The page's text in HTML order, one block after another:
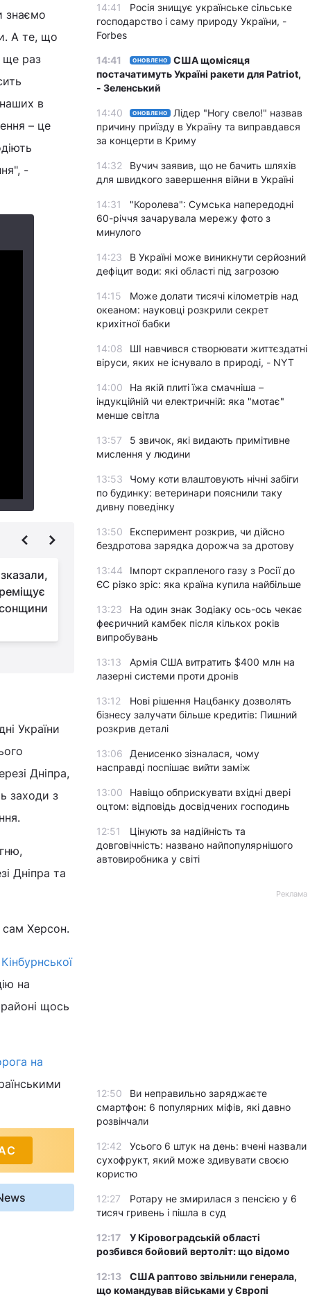
знаємо
А те, що
ще раз
в
– це
-
ЗСУ розгромили
скупчення сил РФ у
Скадовську:
ліквідовано 50 окупантів
України
Дніпра,
заходи з
Дніпра та
сам Херсон.
на
щось
на
14:41
Росія знищує українське сільське
господарство і саму природу України, -
Forbes
14:41 ОНОВЛЕНО
США щомісяця
постачатимуть Україні ракети для Patriot,
- Зеленський
14:40 ОНОВЛЕНО
Лідер "Ногу свело!" назвав
причину приїзду в Україну та виправдався
за концерти в Криму
14:32
Вучич заявив, що не бачить шляхів
для швидкого завершення війни в Україні
14:31
"Королева": Сумська напередодні
60-річчя зачарувала мережу фото з
минулого
14:23
В Україні може виникнути серйозний
дефіцит води: які області під загрозою
14:15
Може долати тисячі кілометрів над
океаном: науковці розкрили секрет
крихітної бабки
14:08
ШІ навчився створювати життєздатні
віруси, яких не існувало в природі, - NYT
14:00
На якій плиті їжа смачніша –
індукційній чи електричній: яка "мотає"
менше світла
13:57
5 звичок, які видають примітивне
мислення у людини
13:53
Чому коти влаштовують нічні забіги
по будинку: ветеринари пояснили таку
дивну поведінку
13:50
Експеримент розкрив, чи дійсно
бездротова зарядка дорожча за дротову
13:44
Імпорт скрапленого газу з Росії до
ЄС різко зріс: яка країна купила найбільше
13:23
На один знак Зодіаку ось-ось чекає
феєричний камбек після кількох років
випробувань
13:13
Армія США витратить $400 млн на
лазерні системи проти дронів
13:12
Нові рішення Нацбанку дозволять
бізнесу залучати більше кредитів: Пишний
розкрив деталі
13:06
Денисенко зізналася, чому
насправді поспішає вийти заміж
13:00
Навіщо обприскувати вхідні двері
оцтом: відповідь досвідчених господинь
12:51
Цінують за надійність та
довговічність: названо найпопулярнішого
автовиробника у світі
Реклама
12:50
Ви неправильно заряджаєте
смартфон: 6 популярних міфів, які давно
розвінчали
12:42
Усього 6 штук на день: вчені назвали
сухофрукт, який може здивувати своєю
користю
12:27
Ротару не змирилася з пенсією у 6
тисяч гривень і пішла в суд
12:17
У Кіровоградській області
розбився бойовий вертоліт: що відомо
12:13
США раптово звільнили генерала,
що командував військами у Європі